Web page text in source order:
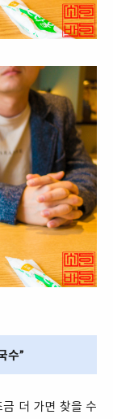
수”
더 가면 찾을 수